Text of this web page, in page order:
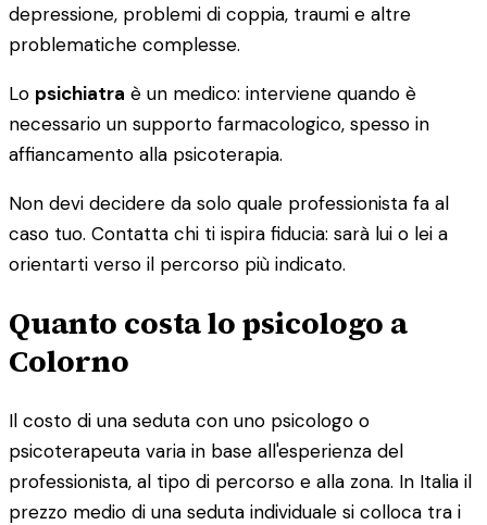
depressione, problemi di coppia, traumi e altre
problematiche complesse.
Lo psichiatra è un medico: interviene quando è
necessario un supporto farmacologico, spesso in
affiancamento alla psicoterapia.
Non devi decidere da solo quale professionista fa al
caso tuo. Contatta chi ti ispira fiducia: sarà lui o lei a
orientarti verso il percorso più indicato.
Quanto costa lo psicologo a
Colorno
Il costo di una seduta con uno psicologo o
psicoterapeuta varia in base all'esperienza del
professionista, al tipo di percorso e alla zona. In Italia il
prezzo medio di una seduta individuale si colloca tra i